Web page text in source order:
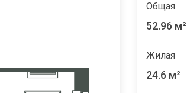
Общая
52.96 м²
Жилая
24.6 м²